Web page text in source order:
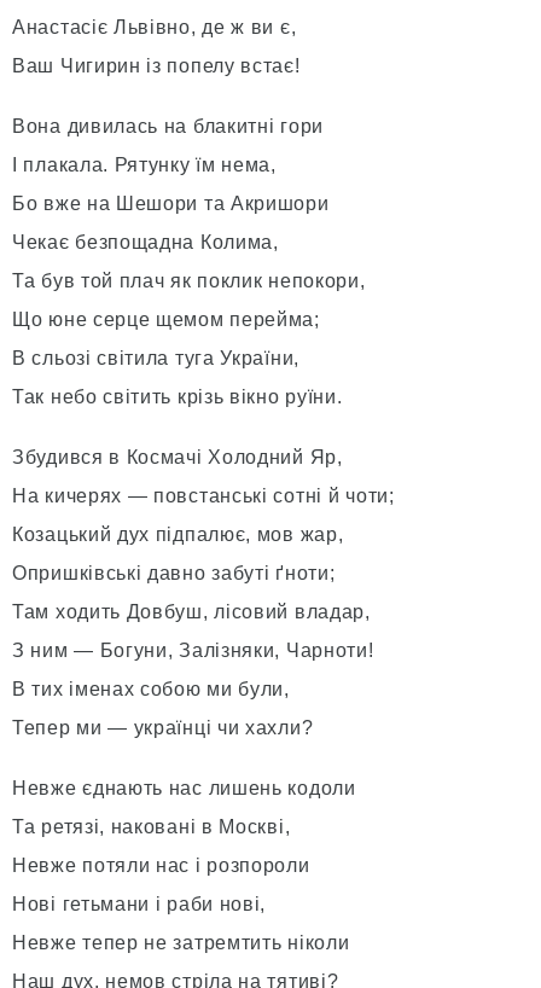
Анастасіє Львівно, де ж ви є,
Ваш Чигирин із попелу встає!
Вона дивилась на блакитні гори
І плакала. Рятунку їм нема,
Бо вже на Шешори та Акришори
Чекає безпощадна Колима,
Та був той плач як поклик непокори,
Що юне серце щемом перейма;
В сльозі світила туга України,
Так небо світить крізь вікно руїни.
Збудився в Космачі Холодний Яр,
На кичерях — повстанські сотні й чоти;
Козацький дух підпалює, мов жар,
Опришківські давно забуті ґноти;
Там ходить Довбуш, лісовий владар,
З ним — Богуни, Залізняки, Чарноти!
В тих іменах собою ми були,
Тепер ми — українці чи хахли?
Невже єднають нас лишень кодоли
Та ретязі, наковані в Москві,
Невже потяли нас і розпороли
Нові гетьмани і раби нові,
Невже тепер не затремтить ніколи
Наш дух, немов стріла на тятиві?